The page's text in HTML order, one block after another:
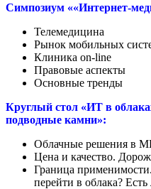
Симпозиум ««Интернет-
Телемедицина
Рынок мобильных
Клиника on-line
Правовые аспекты
Основные тренды
Круглый стол «ИТ в
подводные камни»:
Облачные решения в
Цена и качество.
Граница
перейти в облака?